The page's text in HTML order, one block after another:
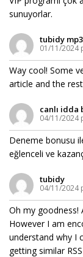
sunuyorlar.
tubidy
01/11/2024
Way cool! Some
article and the
canlı idda
04/11/2024
Deneme bonusu
eğlenceli ve
tubidy
04/11/2024
Oh my goodness!
However I am
understand why I
getting similar